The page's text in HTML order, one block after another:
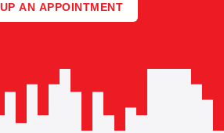
AN APPOINTMENT